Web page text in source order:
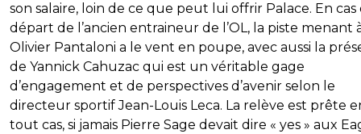
son salaire, loin de ce que peut lui offrir Palace. En cas
départ de l’ancien entraineur de l’OL, la piste menant
Olivier Pantaloni a le vent en poupe, avec aussi la
de Yannick Cahuzac qui est un véritable gage
d’engagement et de perspectives d’avenir selon le
directeur sportif Jean-Louis Leca. La relève est prête
tout cas, si jamais Pierre Sage devait dire « yes » aux